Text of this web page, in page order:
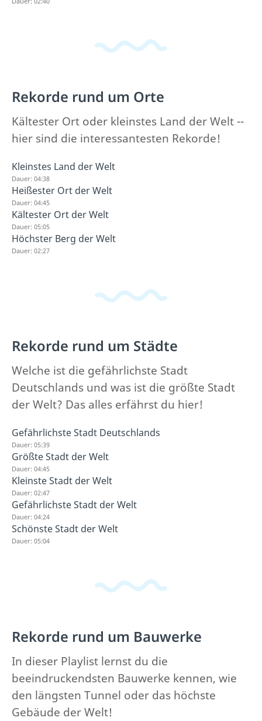
Rekorde rund um Orte
Kältester Ort oder kleinstes Land der Welt --
hier sind die interessantesten Rekorde!
Kleinstes Land der Welt
Dauer: 04:38
Heißester Ort der Welt
Dauer: 04:45
Kältester Ort der Welt
Dauer: 05:05
Höchster Berg der Welt
Dauer: 02:27
Rekorde rund um Städte
Welche ist die gefährlichste Stadt
Deutschlands und was ist die größte Stadt
der Welt? Das alles erfährst du hier!
Gefährlichste Stadt Deutschlands
Dauer: 05:39
Größte Stadt der Welt
Dauer: 04:45
Kleinste Stadt der Welt
Dauer: 02:47
Gefährlichste Stadt der Welt
Dauer: 04:24
Schönste Stadt der Welt
Dauer: 05:04
Rekorde rund um Bauwerke
In dieser Playlist lernst du die
beeindruckendsten Bauwerke kennen, wie
den längsten Tunnel oder das höchste
Gebäude der Welt!